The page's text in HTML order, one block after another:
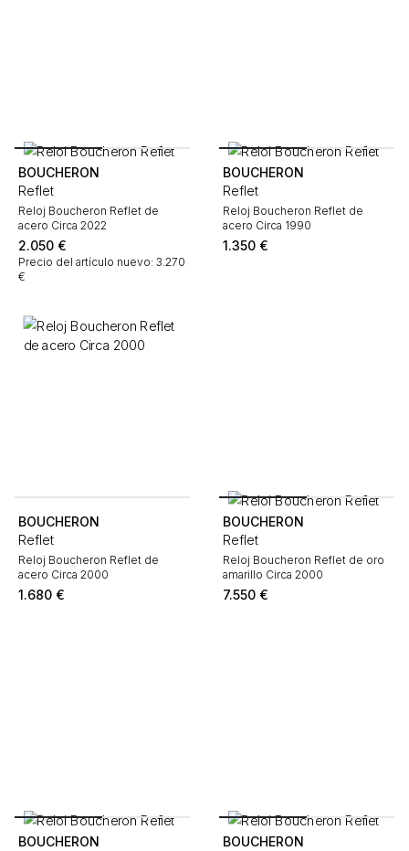
BOUCHERON
Reflet
Reloj Boucheron Reflet de
acero Circa 2022
2.050 €
Precio del artículo nuevo: 3.270
€
BOUCHERON
Reflet
Reloj Boucheron Reflet de
acero Circa 1990
1.350 €
BOUCHERON
Reflet
Reloj Boucheron Reflet de
acero Circa 2000
1.680 €
BOUCHERON
Reflet
Reloj Boucheron Reflet de oro
amarillo Circa 2000
7.550 €
BOUCHERON
BOUCHERON